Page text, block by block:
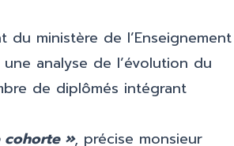
ministère de l’Enseignement
analyse de l’évolution du
de diplômés intégrant
cohorte », précise monsieur